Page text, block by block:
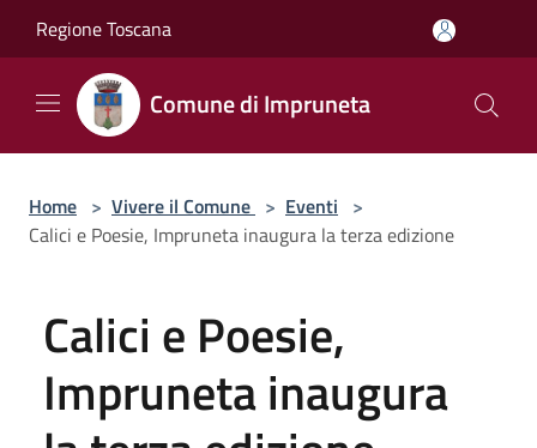
Regione Toscana
Comune di Impruneta
Home > Vivere il Comune > Eventi >
Calici e Poesie, Impruneta inaugura la terza edizione
Calici e Poesie,
Impruneta inaugura